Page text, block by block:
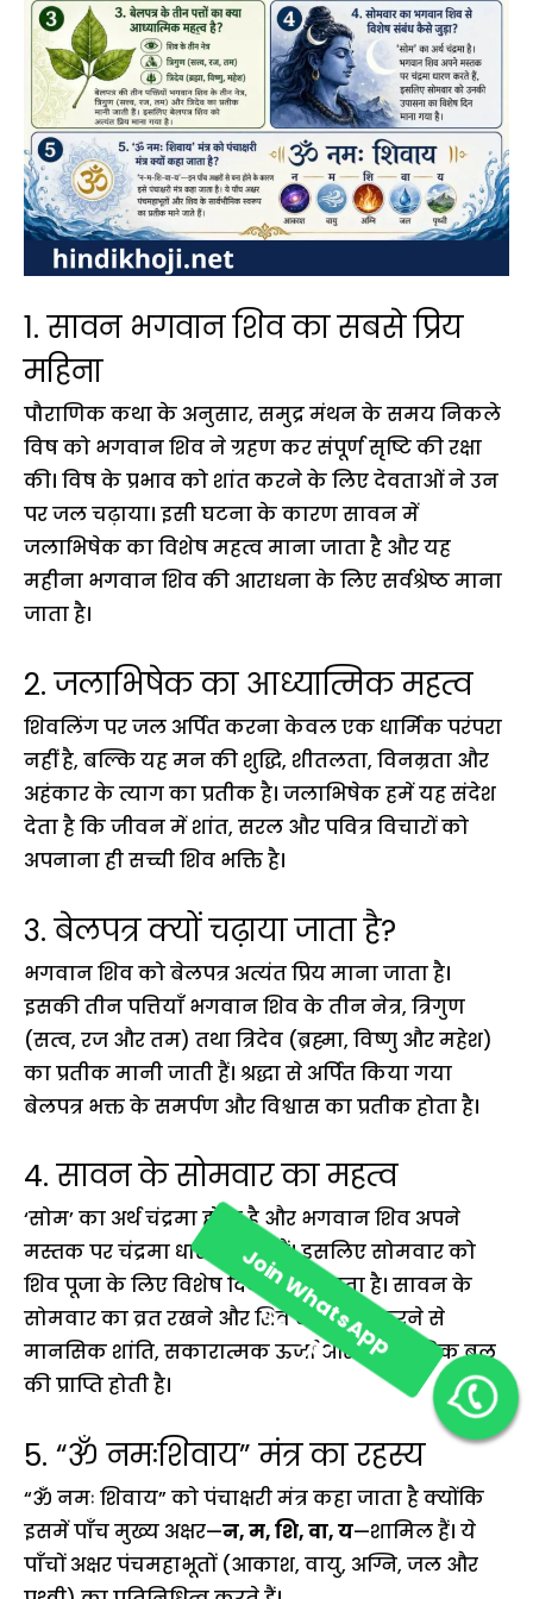
1. सावन भगवान शिव का सबसे प्रिय
महिना
पौराणिक कथा के अनुसार, समुद्र मंथन के समय निकले
विष को भगवान शिव ने ग्रहण कर संपूर्ण सृष्टि की रक्षा
की। विष के प्रभाव को शांत करने के लिए देवताओं ने उन
पर जल चढ़ाया। इसी घटना के कारण सावन में
जलाभिषेक का विशेष महत्व माना जाता है और यह
महीना भगवान शिव की आराधना के लिए सर्वश्रेष्ठ माना
जाता है।
2. जलाभिषेक का आध्यात्मिक महत्व
शिवलिंग पर जल अर्पित करना केवल एक धार्मिक परंपरा
नहीं है, बल्कि यह मन की शुद्धि, शीतलता, विनम्रता और
अहंकार के त्याग का प्रतीक है। जलाभिषेक हमें यह संदेश
देता है कि जीवन में शांत, सरल और पवित्र विचारों को
अपनाना ही सच्ची शिव भक्ति है।
3. बेलपत्र क्यों चढ़ाया जाता है?
भगवान शिव को बेलपत्र अत्यंत प्रिय माना जाता है।
इसकी तीन पत्तियाँ भगवान शिव के तीन नेत्र, त्रिगुण
(सत्व, रज और तम) तथा त्रिदेव (ब्रह्मा, विष्णु और महेश)
का प्रतीक मानी जाती हैं। श्रद्धा से अर्पित किया गया
बेलपत्र भक्त के समर्पण और विश्वास का प्रतीक होता है।
4. सावन के सोमवार का महत्व
‘सोम’ का अर्थ चंद्रमा होता है और भगवान शिव अपने
मस्तक पर चंद्रमा धारण करते हैं। इसलिए सोमवार को
शिव पूजा के लिए विशेष दिन माना जाता है। सावन के
सोमवार का व्रत रखने और शिव आराधना करने से
मानसिक शांति, सकारात्मक ऊर्जा और आध्यात्मिक बल
की प्राप्ति होती है।
5. “ॐ नमःशिवाय” मंत्र का रहस्य
“ॐ नमः शिवाय” को पंचाक्षरी मंत्र कहा जाता है क्योंकि
इसमें पाँच मुख्य अक्षर—न, म, शि, वा, य—शामिल हैं। ये
पाँचों अक्षर पंचमहाभूतों (आकाश, वायु, अग्नि, जल और
Group!